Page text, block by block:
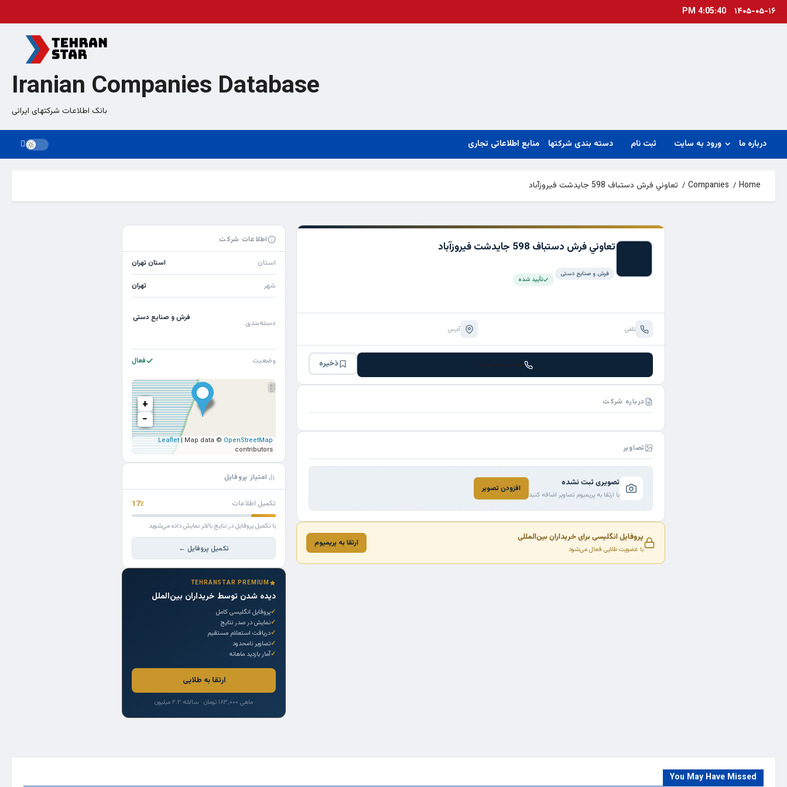
Skip۱۴۰۵-۰۵-۱۶ 4:05:40 PM
Iranian Companies Database
بانک اطلاعات شرکتهای ایرانی
درباره ما ورود به سایت ثبت نام دسته بندی شرکتها منابع اطلاعاتی تجاری
Home
Companies تعاوني فرش دستباف 598 جايدشت فيروزآباد
تعاوني فرش دستباف 598 جايدشت فيروزآباد
فرش و صنایع دستی
تأیید شده
تلفن آدرس
تماس مستقیم ذخیره
درباره شرکت
تصاویر
تصویری ثبت نشده
با ارتقا به پریمیوم تصاویر اضافه کنید
افزودن تصویر
پروفایل انگلیسی برای خریداران بین‌المللی
با عضویت طلایی فعال می‌شود
ارتقا به پریمیوم
اطلاعات شرکت
استان استان تهران
شهر تهران
دسته‌بندی
فرش و صنایع دستی
وضعیت فعال
+
−
Leaflet| Map data © OpenStreetMap
contributors
امتیاز پروفایل
تکمیل اطلاعات 17٪
با تکمیل پروفایل در نتایج بالاتر نمایش داده می‌شوید
تکمیل پروفایل ←
TEHRANSTAR PREMIUM
دیده شدن توسط خریداران بین‌الملل
پروفایل انگلیسی کامل
نمایش در صدر نتایج
دریافت استعلام مستقیم
تصاویر نامحدود
آمار بازدید ماهانه
ارتقا به طلایی
ماهی ۱۸۳,۰۰۰ تومان · سالانه ۲.۲ میلیون
You May Have Missed